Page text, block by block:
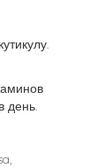
день.